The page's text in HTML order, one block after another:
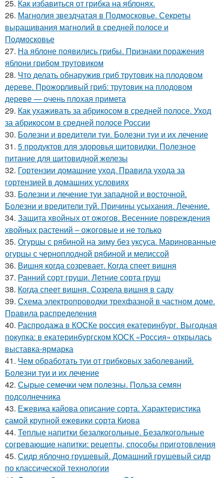
25. Как избавиться от грибка на яблонях.
26. Магнолия звездчатая в Подмосковье. Секреты
выращивания магнолий в средней полосе и
Подмосковье
27. На яблоне появились грибы. Признаки поражения
яблони грибом трутовиком
28. Что делать обнаружив гриб трутовик на плодовом
дереве. Прожорливый гриб: трутовик на плодовом
дереве — очень плохая примета
29. Как ухаживать за абрикосом в средней полосе. Уход
за абрикосом в средней полосе России
30. Болезни и вредители туи. Болезни туи и их лечение
31. 5 продуктов для здоровья щитовидки. Полезное
питание для щитовидной железы
32. Гортензии домашние уход. Правила ухода за
гортензией в домашних условиях
33. Болезни и лечение туи западной и восточной.
Болезни и вредители туй. Причины усыхания. Лечение.
34. Защита хвойных от ожогов. Весенние повреждения
хвойных растений – ожоговые и не только
35. Огурцы с рябиной на зиму без уксуса. Маринованные
огурцы с черноплодной рябиной и мелиссой
36. Вишня когда созревает. Когда спеет вишня
37. Ранний сорт груши. Летние сорта груш
38. Когда спеет вишня. Созрела вишня в саду
39. Схема электропроводки трехфазной в частном доме.
Правила распределения
40. Распродажа в КОСКе россия екатеринбург. Выгодная
покупка: в екатеринбургском КОСК «Россия» открылась
выставка-ярмарка
41. Чем обработать туи от грибковых заболеваний.
Болезни туи и их лечение
42. Сырые семечки чем полезны. Польза семян
подсолнечника
43. Ежевика кайова описание сорта. Характеристика
самой крупной ежевики сорта Киова
44. Теплые напитки безалкогольные. Безалкогольные
согревающие напитки: рецепты, способы приготовления
45. Сидр яблочно грушевый. Домашний грушевый сидр
по классической технологии